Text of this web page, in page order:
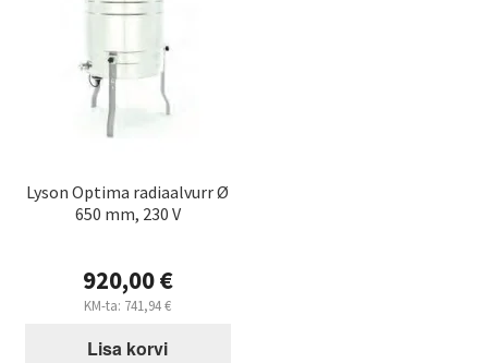
Lyson Optima radiaalvurr Ø
650 mm, 230 V
920,00€
KM-ta: 741,94€
Lisa korvi